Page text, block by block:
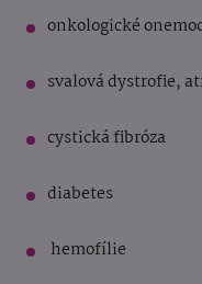
onkologické
svalová dystrofie,
cystická fibróza
diabetes
hemofílie